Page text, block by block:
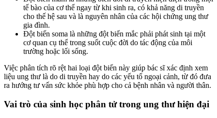
tế bào của cơ thể ngay từ khi sinh ra, có khả năng di truyền
cho thế hệ sau và là nguyên nhân của các hội chứng ung thư
gia đình.
Đột biến soma là những đột biến mắc phải phát sinh tại một
cơ quan cụ thể trong suốt cuộc đời do tác động của môi
trường hoặc lối sống.
Việc phân tích rõ rệt hai loại đột biến này giúp bác sĩ xác định xem
liệu ung thư là do di truyền hay do các yếu tố ngoại cảnh, từ đó đưa
ra hướng tư vấn sức khỏe phù hợp cho cả bệnh nhân và người thân.
Vai trò của sinh học phân tử trong ung thư hiện đại